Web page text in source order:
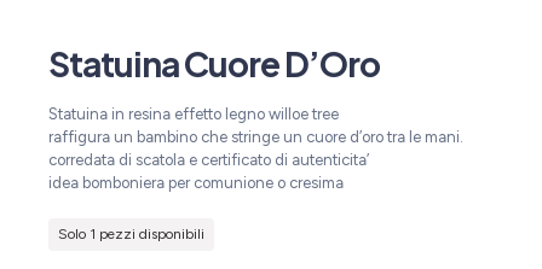
Statuina Cuore D’Oro
Statuina in resina effetto legno willoe tree
raffigura un bambino che stringe un cuore d’oro tra le mani.
corredata di scatola e certificato di autenticita’
idea bomboniera per comunione o cresima
Solo 1 pezzi disponibili